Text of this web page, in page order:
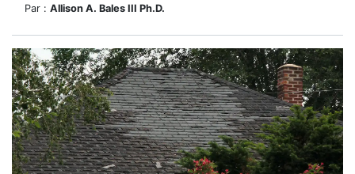
Par : Allison A. Bales III Ph.D.